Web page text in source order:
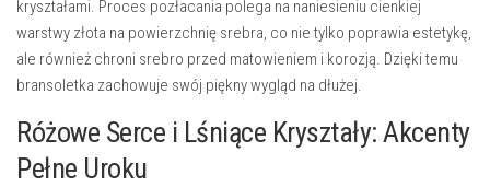
kryształami. Proces pozłacania polega na naniesieniu cienkiej
warstwy złota na powierzchnię srebra, co nie tylko poprawia estetykę,
ale również chroni srebro przed matowieniem i korozją. Dzięki temu
bransoletka zachowuje swój piękny wygląd na dłużej.
Różowe Serce i Lśniące Kryształy: Akcenty
Pełne Uroku